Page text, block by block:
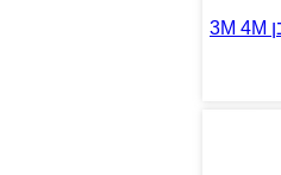
מתג חכם לתריס ו4 תאורות לבן 3M 4M